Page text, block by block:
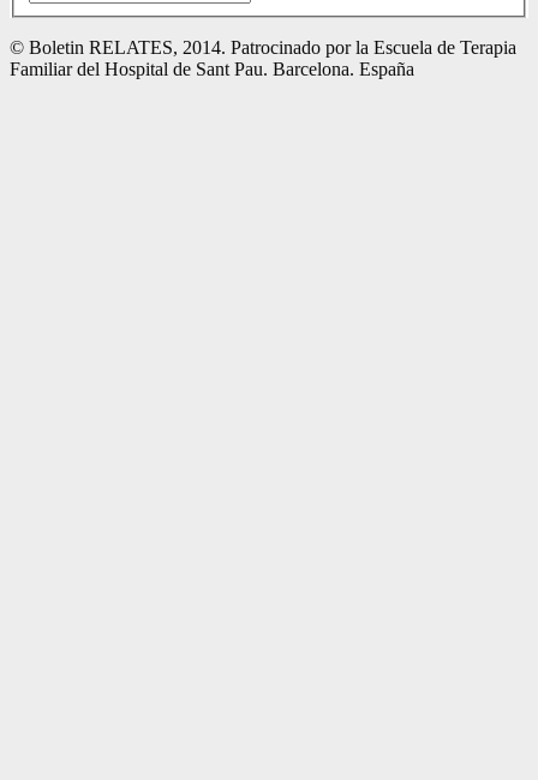
© Boletin RELATES, 2014. Patrocinado por la Escuela de Terapia
Familiar del Hospital de Sant Pau. Barcelona. España